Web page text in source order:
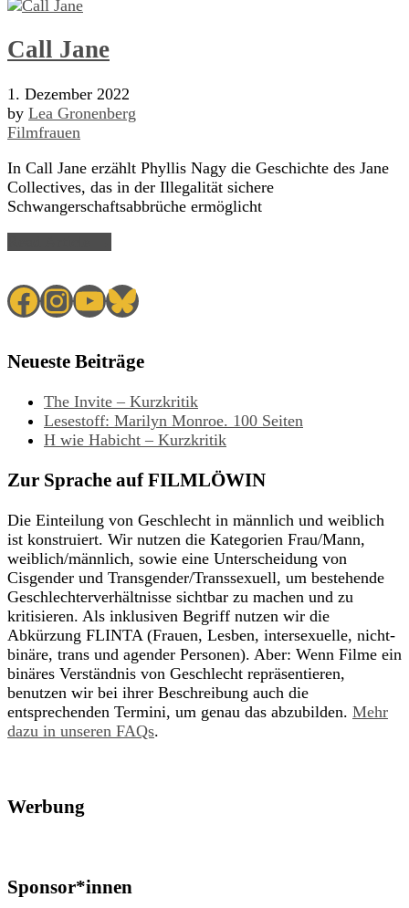
Call Jane
1. Dezember 2022
by Lea Gronenberg
Filmfrauen
In Call Jane erzählt Phyllis Nagy die Geschichte des Jane
Collectives, das in der Illegalität sichere
Schwangerschaftsabbrüche ermöglicht
Facebook
Instagram
YouTube
Bluesky
Neueste Beiträge
The Invite – Kurzkritik
Lesestoff: Marilyn Monroe. 100 Seiten
H wie Habicht – Kurzkritik
Zur Sprache auf FILMLÖWIN
Die Einteilung von Geschlecht in männlich und weiblich
ist konstruiert. Wir nutzen die Kategorien Frau/Mann,
weiblich/männlich, sowie eine Unterscheidung von
Cisgender und Transgender/Transsexuell, um bestehende
Geschlechterverhältnisse sichtbar zu machen und zu
kritisieren. Als inklusiven Begriff nutzen wir die
Abkürzung FLINTA (Frauen, Lesben, intersexuelle, nicht-
binäre, trans und agender Personen). Aber: Wenn Filme ein
binäres Verständnis von Geschlecht repräsentieren,
benutzen wir bei ihrer Beschreibung auch die
entsprechenden Termini, um genau das abzubilden. Mehr
dazu in unseren FAQs.
Werbung
Sponsor*innen